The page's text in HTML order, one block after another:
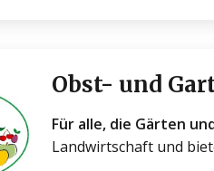
Obst- und
Für alle, die Gärten
Landwirtschaft und